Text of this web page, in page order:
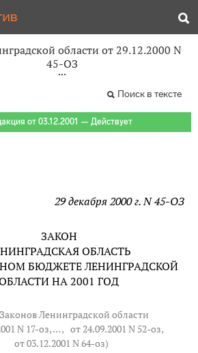
области от 29.12.2000 N
45-ОЗ
Поиск в тексте
от 03.12.2001 — Действует
29 декабря 2000 г. N 45-ОЗ
ЗАКОН
ОБЛАСТЬ
БЮДЖЕТЕ ЛЕНИНГРАДСКОЙ
НА 2001 ГОД
Ленинградской области
N 17-оз, … , от 24.09.2001 N 52-оз,
от 03.12.2001 N 64-оз)